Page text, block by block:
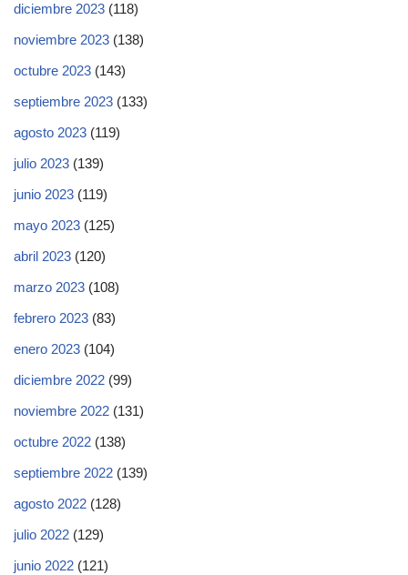
diciembre 2023 (118)
noviembre 2023 (138)
octubre 2023 (143)
septiembre 2023 (133)
agosto 2023 (119)
julio 2023 (139)
junio 2023 (119)
mayo 2023 (125)
abril 2023 (120)
marzo 2023 (108)
febrero 2023 (83)
enero 2023 (104)
diciembre 2022 (99)
noviembre 2022 (131)
octubre 2022 (138)
septiembre 2022 (139)
agosto 2022 (128)
julio 2022 (129)
junio 2022 (121)